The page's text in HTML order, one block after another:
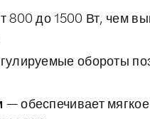
800 до 1500 Вт, чем
обороты
— обеспечивает